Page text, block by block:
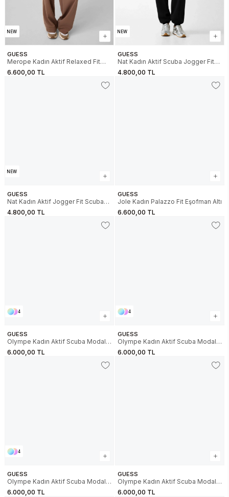
NEW
GUESS
Merope Kadın Aktif Relaxed Fit
Scuba Eşofman Altı
6.600,00 TL
NEW
GUESS
Nat Kadın Aktif Scuba Jogger Fit
Eşofman Altı
4.800,00 TL
NEW
GUESS
Nat Kadın Aktif Jogger Fit Scuba
Eşofman Altı
4.800,00 TL
GUESS
Jole Kadın Palazzo Fit Eşofman Altı
6.600,00 TL
4
GUESS
Olympe Kadın Aktif Scuba Modal
Karışımlı Relaxed Fit Eşofman Altı
6.000,00 TL
4
GUESS
Olympe Kadın Aktif Scuba Modal
Karışımlı Relaxed Fit Eşofman Altı
6.000,00 TL
4
GUESS
Olympe Kadın Aktif Scuba Modal
Karışımlı Relaxed Fit Eşofman Altı
6.000,00 TL
GUESS
Olympe Kadın Aktif Scuba Modal
Karışımlı Relaxed Fit Eşofman Altı
6.000,00 TL